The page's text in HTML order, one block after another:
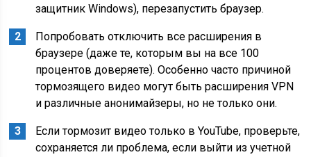
защитник Windows), перезапустить браузер.
Попробовать отключить все расширения в
браузере (даже те, которым вы на все 100
процентов доверяете). Особенно часто причиной
тормозящего видео могут быть расширения VPN
и различные анонимайзеры, но не только они.
Если тормозит видео только в YouTube, проверьте,
сохраняется ли проблема, если выйти из учетной